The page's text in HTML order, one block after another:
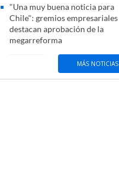
"Una muy buena noticia para
Chile": gremios empresariales
destacan aprobación de la
megarreforma
MÁS NOTICIAS